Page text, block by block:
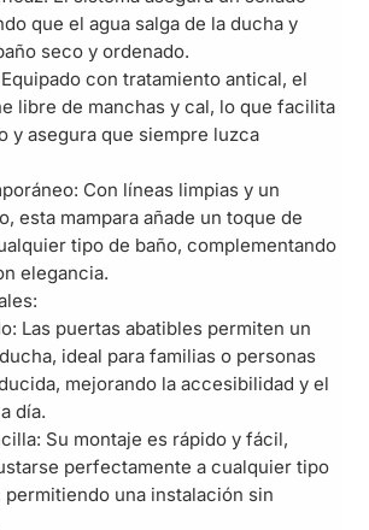
que el agua salga de la ducha y
seco y ordenado.
con tratamiento antical, el
libre de manchas y cal, lo que facilita
y asegura que siempre luzca
Con líneas limpias y un
esta mampara añade un toque de
tipo de baño, complementando
elegancia.
Las puertas abatibles permiten un
ideal para familias o personas
mejorando la accesibilidad y el
día.
Su montaje es rápido y fácil,
perfectamente a cualquier tipo
una instalación sin